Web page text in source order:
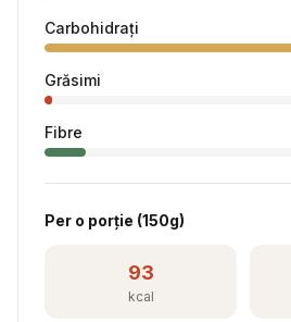
Carbohidrați
Grăsimi
Fibre
Per o porție (150g)
93
kcal